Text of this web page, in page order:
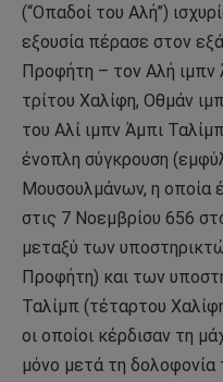
(“Οπαδοί του Αλή”)
εξουσία πέρασε στον
Προφήτη – τον Αλή ιμπν
τρίτου Χαλίφη, Οθμάν
του Αλί ιμπν Άμπι
ένοπλη σύγκρουση
Μουσουλμάνων, η οποία
στις 7 Νοεμβρίου 656
μεταξύ των
Προφήτη) και των
Ταλίμπ (τέταρτου
οι οποίοι κέρδισαν τη
μόνο μετά τη δολοφονία